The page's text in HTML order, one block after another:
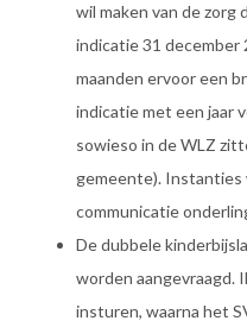
wil maken van de zorg
indicatie 31 december
maanden ervoor een
indicatie met een jaar
sowieso in de WLZ
gemeente). Instanties
communicatie
De dubbele
worden aangevraagd.
insturen, waarna het